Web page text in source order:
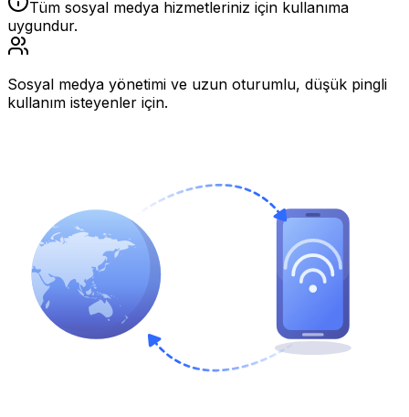
Tüm sosyal medya hizmetleriniz için kullanıma
uygundur.
Sosyal medya yönetimi ve uzun oturumlu, düşük pingli
kullanım isteyenler için.